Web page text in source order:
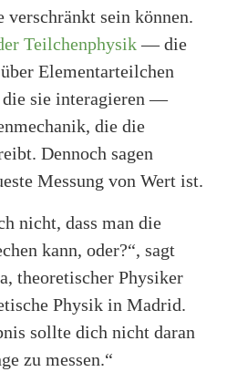
verschränkt sein können.
Teilchenphysik— die
Elementarteilchen
sie interagieren —
die die
Dennoch sagen
Messung von Wert ist.
nicht, dass man die
kann, oder?“, sagt
theoretischer Physiker
Physik in Madrid.
sollte dich nicht daran
zu messen.“